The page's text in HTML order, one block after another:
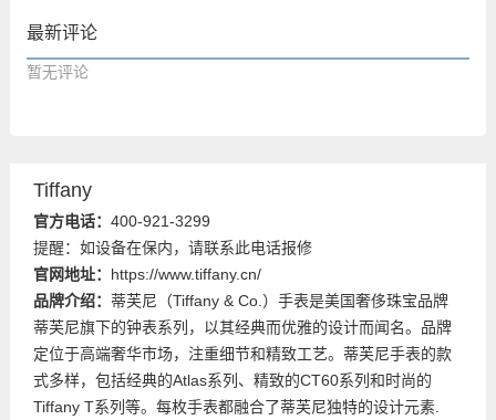
最新评论
暂无评论
Tiffany
官方电话： 400-921-3299
提醒：如设备在保内，请联系此电话报修
官网地址： https://www.tiffany.cn/
品牌介绍： 蒂芙尼（Tiffany & Co.）手表是美国奢侈珠宝品牌
蒂芙尼旗下的钟表系列，以其经典而优雅的设计而闻名。品牌
定位于高端奢华市场，注重细节和精致工艺。蒂芙尼手表的款
式多样，包括经典的Atlas系列、精致的CT60系列和时尚的
Tiffany T系列等。每枚手表都融合了蒂芙尼独特的设计元素.